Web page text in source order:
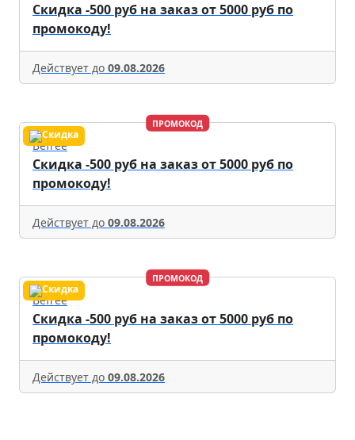
Скидка -500 руб на заказ от 5000 руб по
промокоду!
Действует до 09.08.2026
ПРОМОКОД
Befree
Скидка -500 руб на заказ от 5000 руб по
промокоду!
Действует до 09.08.2026
ПРОМОКОД
Befree
Скидка -500 руб на заказ от 5000 руб по
промокоду!
Действует до 09.08.2026